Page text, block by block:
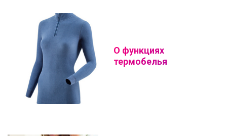
О функциях
термобелья